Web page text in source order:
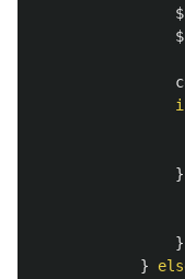
}
}
}